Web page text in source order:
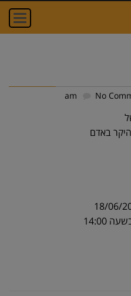
No
היקר באדם
עם
שלכם!
משלכם